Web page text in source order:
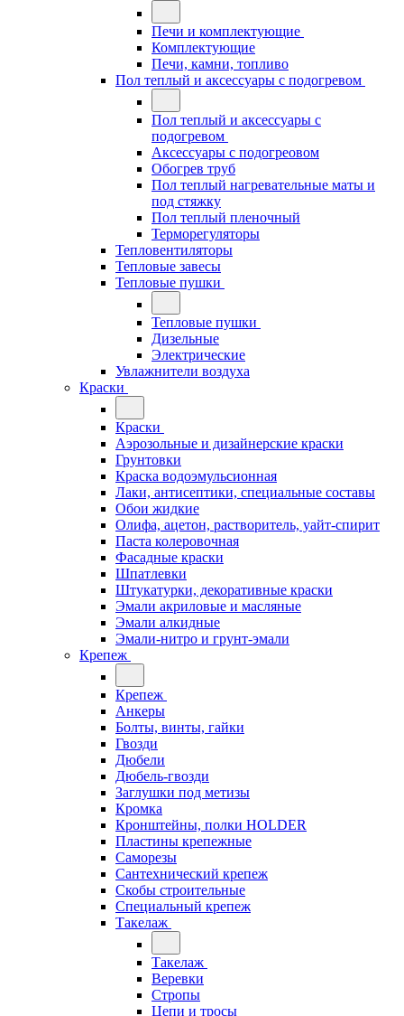
Печи и комплектующие
Комплектующие
Печи, камни, топливо
Пол теплый и аксессуары с подогревом
Пол теплый и аксессуары с
подогревом
Аксессуары с подогреовом
Обогрев труб
Пол теплый нагревательные маты и
под стяжку
Пол теплый пленочный
Терморегуляторы
Тепловентиляторы
Тепловые завесы
Тепловые пушки
Тепловые пушки
Дизельные
Электрические
Увлажнители воздуха
Краски
Краски
Аэрозольные и дизайнерские краски
Грунтовки
Краска водоэмульсионная
Лаки, антисептики, специальные составы
Обои жидкие
Олифа, ацетон, растворитель, уайт-спирит
Паста колеровочная
Фасадные краски
Шпатлевки
Штукатурки, декоративные краски
Эмали акриловые и масляные
Эмали алкидные
Эмали-нитро и грунт-эмали
Крепеж
Крепеж
Анкеры
Болты, винты, гайки
Гвозди
Дюбели
Дюбель-гвозди
Заглушки под метизы
Кромка
Кронштейны, полки НОLDER
Пластины крепежные
Саморезы
Сантехнический крепеж
Скобы строительные
Специальный крепеж
Такелаж
Такелаж
Веревки
Стропы
Цепи и тросы